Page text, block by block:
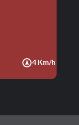
4 Km/h